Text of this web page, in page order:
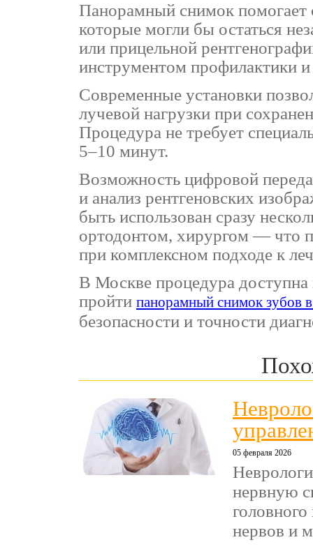
Панорамный снимок помогает
которые могли бы остаться
или прицельной
инструментом профилактики
Современные установки
лучевой нагрузки при
Процедура не требует
5–10 минут.
Возможность цифровой
и анализ рентгеновских
быть использован сразу
ортодонтом, хирургом — что
при комплексном подходе к
В Москве процедура
пройти панорамный снимок зубов
безопасности и точности
05 февраля 2026
нервную
нервов и